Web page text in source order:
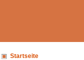
Startseite